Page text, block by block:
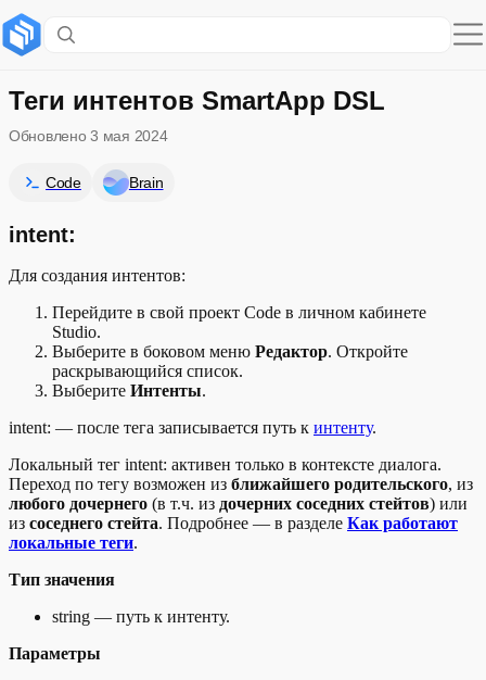
intent:
intent!:
Теги интентов SmartApp DSL
Обновлено 3 мая 2024
Code Brain
intent:
Для создания интентов:
Перейдите в свой проект Code в личном кабинете
Studio.
Выберите в боковом меню Редактор. Откройте
раскрывающийся список.
Выберите Интенты.
intent: — после тега записывается путь к интенту.
Локальный тег intent: активен только в контексте диалога.
Переход по тегу возможен из ближайшего родительского, из
любого дочернего (в т.ч. из дочерних соседних стейтов) или
из соседнего стейта. Подробнее — в разделе Как работают
локальные теги.
Тип значения
string — путь к интенту.
Параметры